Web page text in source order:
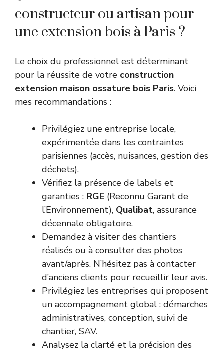
constructeur ou artisan pour
une extension bois à Paris ?
Le choix du professionnel est déterminant
pour la réussite de votre construction
extension maison ossature bois Paris. Voici
mes recommandations :
Privilégiez une entreprise locale,
expérimentée dans les contraintes
parisiennes (accès, nuisances, gestion des
déchets).
Vérifiez la présence de labels et
garanties : RGE (Reconnu Garant de
l’Environnement), Qualibat, assurance
décennale obligatoire.
Demandez à visiter des chantiers
réalisés ou à consulter des photos
avant/après. N’hésitez pas à contacter
d’anciens clients pour recueillir leur avis.
Privilégiez les entreprises qui proposent
un accompagnement global : démarches
administratives, conception, suivi de
chantier, SAV.
Analysez la clarté et la précision des